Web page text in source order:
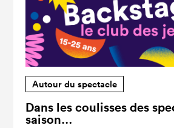
Autour du spectacle
Dans les coulisses des
saison…